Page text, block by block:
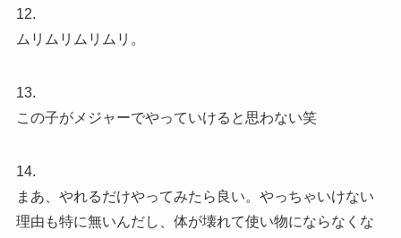
12.
ムリムリムリムリ。
13.
この子がメジャーでやっていけると思わない笑
14.
まあ、やれるだけやってみたら良い。やっちゃいけない
理由も特に無いんだし、体が壊れて使い物にならなくな